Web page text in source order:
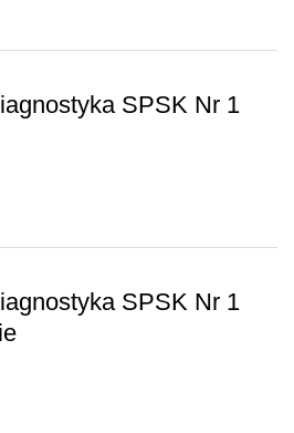
SPSK Nr 1
SPSK Nr 1